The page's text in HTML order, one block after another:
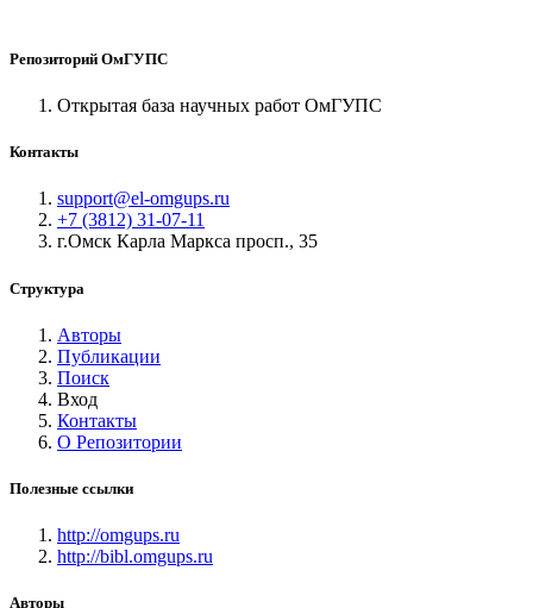
Репозиторий ОмГУПС
Открытая база научных работ ОмГУПС
Контакты
support@el-omgups.ru
+7 (3812) 31-07-11
г.Омск Карла Маркса просп., 35
Структура
Авторы
Публикации
Поиск
Вход
Контакты
О Репозитории
Полезные ссылки
http://omgups.ru
http://bibl.omgups.ru
Авторы